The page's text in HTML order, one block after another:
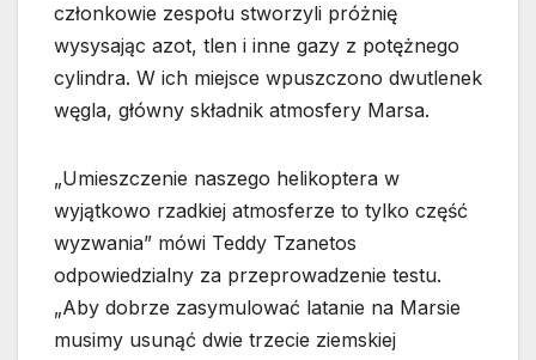
członkowie zespołu stworzyli próżnię
wysysając azot, tlen i inne gazy z potężnego
cylindra. W ich miejsce wpuszczono dwutlenek
węgla, główny składnik atmosfery Marsa.
„Umieszczenie naszego helikoptera w
wyjątkowo rzadkiej atmosferze to tylko część
wyzwania” mówi Teddy Tzanetos
odpowiedzialny za przeprowadzenie testu.
„Aby dobrze zasymulować latanie na Marsie
musimy usunąć dwie trzecie ziemskiej